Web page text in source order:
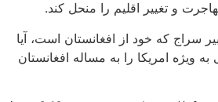
و تغییر اقلیم را منحل کند.
سراج که خود از افغانستان است، آیا
ویژه امریکا را به مساله افغانستان